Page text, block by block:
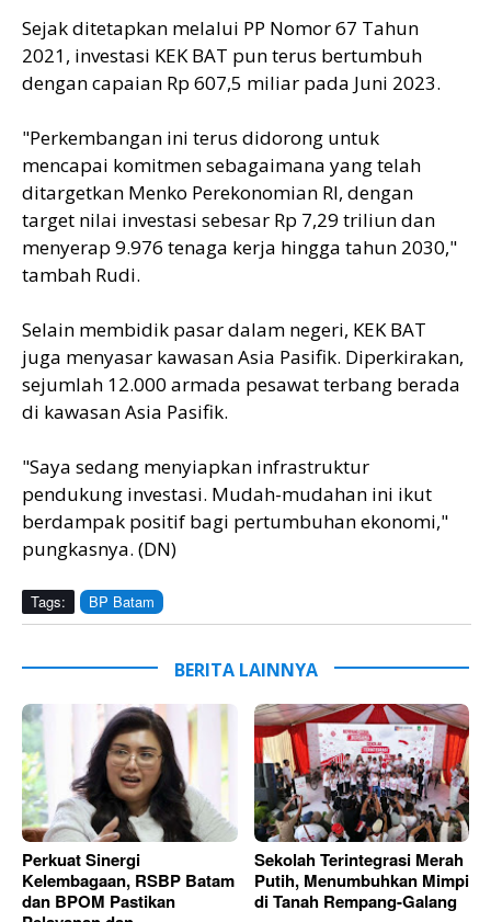
Sejak ditetapkan melalui PP Nomor 67 Tahun
2021, investasi KEK BAT pun terus bertumbuh
dengan capaian Rp 607,5 miliar pada Juni 2023.
"Perkembangan ini terus didorong untuk
mencapai komitmen sebagaimana yang telah
ditargetkan Menko Perekonomian RI, dengan
target nilai investasi sebesar Rp 7,29 triliun dan
menyerap 9.976 tenaga kerja hingga tahun 2030,"
tambah Rudi.
Selain membidik pasar dalam negeri, KEK BAT
juga menyasar kawasan Asia Pasifik. Diperkirakan,
sejumlah 12.000 armada pesawat terbang berada
di kawasan Asia Pasifik.
"Saya sedang menyiapkan infrastruktur
pendukung investasi. Mudah-mudahan ini ikut
berdampak positif bagi pertumbuhan ekonomi,"
pungkasnya. (DN)
Tags: BP Batam
BERITA LAINNYA
Perkuat Sinergi
Kelembagaan, RSBP Batam
dan BPOM Pastikan
Sekolah Terintegrasi Merah
Putih, Menumbuhkan Mimpi
di Tanah Rempang-Galang